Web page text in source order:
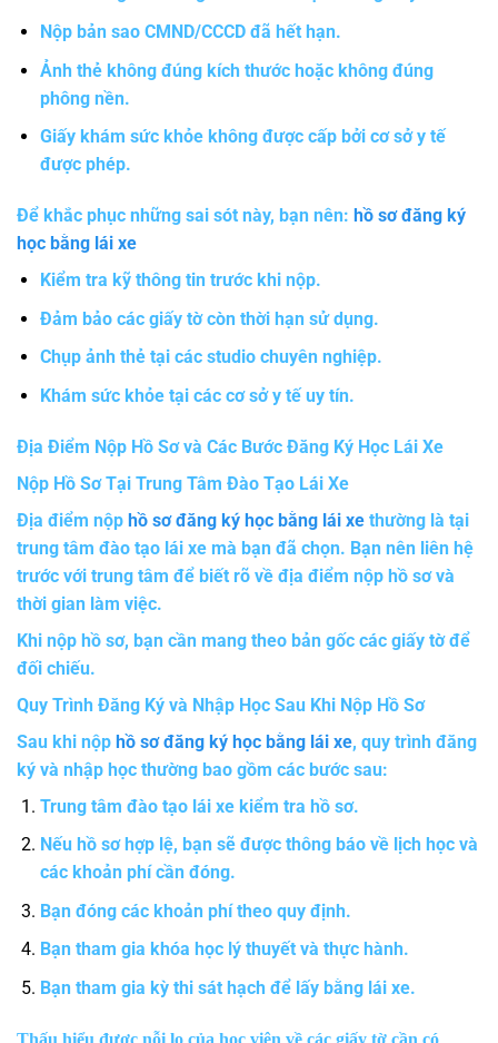
Nộp bản sao CMND/CCCD đã hết hạn.
Ảnh thẻ không đúng kích thước hoặc không đúng
phông nền.
Giấy khám sức khỏe không được cấp bởi cơ sở y tế
được phép.
Để khắc phục những sai sót này, bạn nên: hồ sơ đăng ký
học bằng lái xe
Kiểm tra kỹ thông tin trước khi nộp.
Đảm bảo các giấy tờ còn thời hạn sử dụng.
Chụp ảnh thẻ tại các studio chuyên nghiệp.
Khám sức khỏe tại các cơ sở y tế uy tín.
Địa Điểm Nộp Hồ Sơ và Các Bước Đăng Ký Học Lái Xe
Nộp Hồ Sơ Tại Trung Tâm Đào Tạo Lái Xe
Địa điểm nộp hồ sơ đăng ký học bằng lái xe thường là tại
trung tâm đào tạo lái xe mà bạn đã chọn. Bạn nên liên hệ
trước với trung tâm để biết rõ về địa điểm nộp hồ sơ và
thời gian làm việc.
Khi nộp hồ sơ, bạn cần mang theo bản gốc các giấy tờ để
đối chiếu.
Quy Trình Đăng Ký và Nhập Học Sau Khi Nộp Hồ Sơ
Sau khi nộp hồ sơ đăng ký học bằng lái xe, quy trình đăng
ký và nhập học thường bao gồm các bước sau:
Trung tâm đào tạo lái xe kiểm tra hồ sơ.
Nếu hồ sơ hợp lệ, bạn sẽ được thông báo về lịch học và
các khoản phí cần đóng.
Bạn đóng các khoản phí theo quy định.
Bạn tham gia khóa học lý thuyết và thực hành.
Bạn tham gia kỳ thi sát hạch để lấy bằng lái xe.
Thấu hiểu được nỗi lo của học viên về các giấy tờ cần có